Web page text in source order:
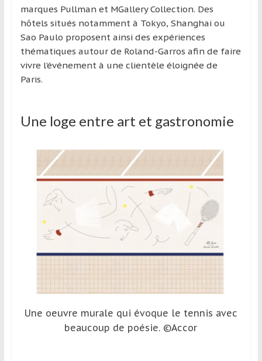
marques Pullman et MGallery Collection. Des
hôtels situés notamment à Tokyo, Shanghai ou
Sao Paulo proposent ainsi des expériences
thématiques autour de Roland-Garros afin de faire
vivre l’événement à une clientèle éloignée de
Paris.
Une loge entre art et gastronomie
Une oeuvre murale qui évoque le tennis avec
beaucoup de poésie. ©Accor